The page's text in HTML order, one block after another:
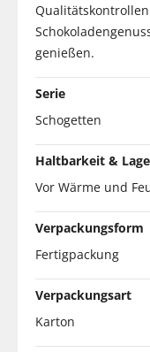
genießen.
Serie
Schogetten
Haltbarkeit &
Vor Wärme und
Verpackungsform
Fertigpackung
Verpackungsart
Karton